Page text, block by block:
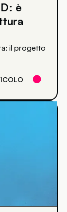
è
il progetto